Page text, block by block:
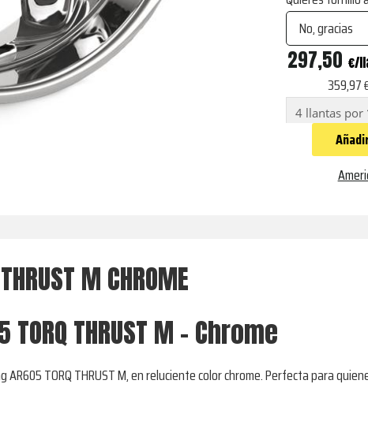
AR605
THRUST
M
297,50 €
359,97
4 llantas por
M CHROME
THRUST M - Chrome
TORQ THRUST M, en reluciente color chrome. Perfecta para